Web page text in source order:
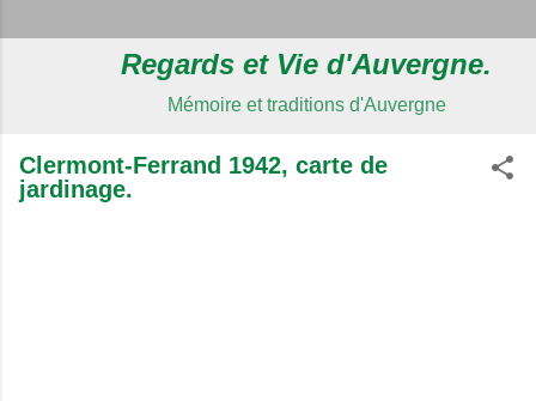
Regards et Vie d'Auvergne.
Mémoire et traditions d'Auvergne
Clermont-Ferrand 1942, carte de
jardinage.